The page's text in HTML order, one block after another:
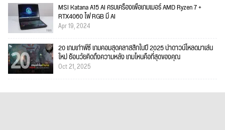
MSI Katana A15 AI ครบเครื่องเพื่อเกมเมอร์ AMD Ryzen 7 +
RTX4060 ไฟ RGB มี AI
Apr 19, 2024
20 เกมเก่าพีซี เกมคอมสุดคลาสสิกในปี 2025 น่าดาวน์โหลดมาเล่น
ใหม่ ย้อนวัยคิดถึงความหลัง เกมไหนคือที่สุดของคุณ
Oct 21, 2025